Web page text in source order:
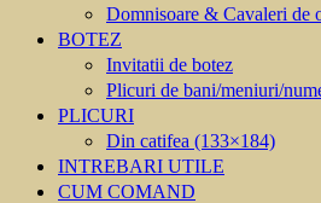
Domnisoare & Cavaleri de
BOTEZ
Invitatii de botez
Plicuri de bani/meniuri/
PLICURI
Din catifea (133×184)
INTREBARI UTILE
CUM COMAND